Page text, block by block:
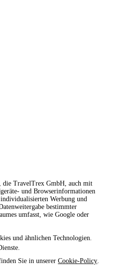
die TravelTrex GmbH, auch mit
und Browserinformationen
Werbung und
bestimmter
umfasst, wie Google oder
und ähnlichen Technologien.
Sie in unserer Cookie-Policy